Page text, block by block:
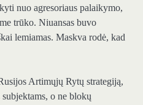
nuo agresoriaus palaikymo,
trūko. Niuansas buvo
lemiamas. Maskva rodė, kad
Artimųjų Rytų strategiją,
o ne blokų